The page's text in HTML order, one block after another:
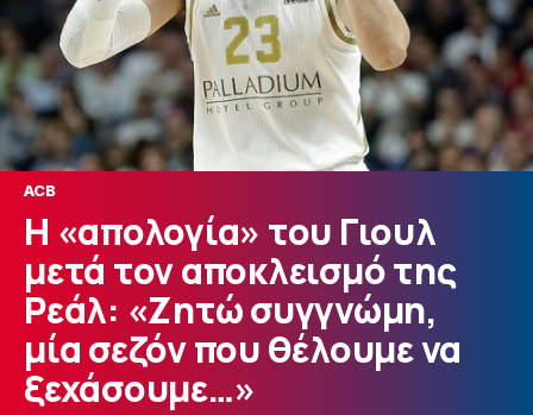
ACB
Η «απολογία» του Γιουλ
μετά τον αποκλεισμό της
Ρεάλ: «Ζητώ συγγνώμη,
μία σεζόν που θέλουμε να
ξεχάσουμε…»